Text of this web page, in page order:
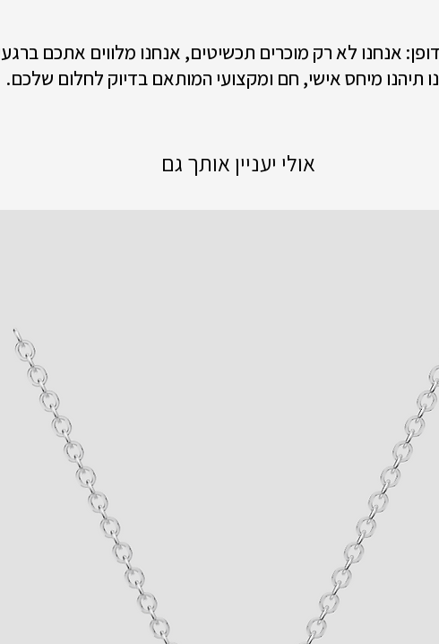
דופן: אנחנו לא רק מוכרים תכשיטים, אנחנו מלווים אתכם
תיהנו מיחס אישי, חם ומקצועי המותאם בדיוק לחלום שלכם.
אולי יעניין אותך גם